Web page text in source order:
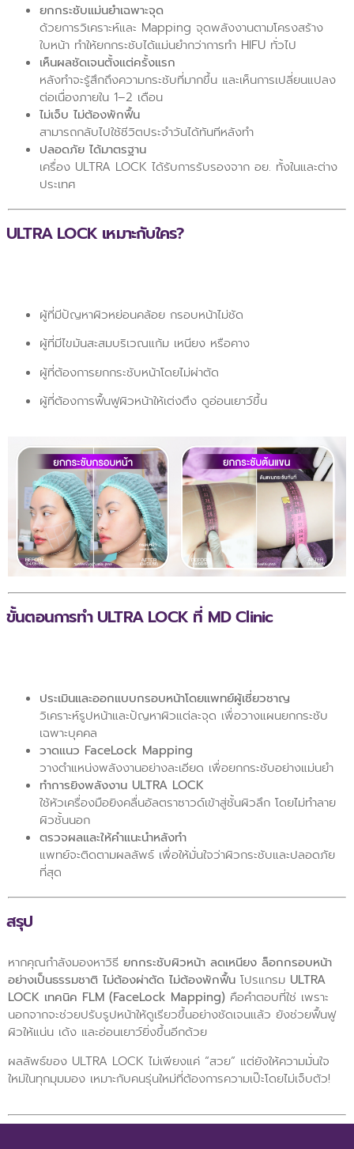
ยกกระชับแม่นยำเฉพาะจุด
ด้วยการวิเคราะห์และ Mapping จุดพลังงานตามโครงสร้าง
ใบหน้า ทำให้ยกกระชับได้แม่นยำกว่าการทำ HIFU ทั่วไป
เห็นผลชัดเจนตั้งแต่ครั้งแรก
หลังทำจะรู้สึกถึงความกระชับที่มากขึ้น และเห็นการเปลี่ยนแปลง
ต่อเนื่องภายใน 1–2 เดือน
ไม่เจ็บ ไม่ต้องพักฟื้น
สามารถกลับไปใช้ชีวิตประจำวันได้ทันทีหลังทำ
ปลอดภัย ได้มาตรฐาน
เครื่อง ULTRA LOCK ได้รับการรับรองจาก อย. ทั้งในและต่าง
ประเทศ
ULTRA LOCK เหมาะกับใคร?
ผู้ที่มีปัญหาผิวหย่อนคล้อย กรอบหน้าไม่ชัด
ผู้ที่มีไขมันสะสมบริเวณแก้ม เหนียง หรือคาง
ผู้ที่ต้องการยกกระชับหน้าโดยไม่ผ่าตัด
ผู้ที่ต้องการฟื้นฟูผิวหน้าให้เต่งตึง ดูอ่อนเยาว์ขึ้น
ขั้นตอนการทำ ULTRA LOCK ที่ MD Clinic
ประเมินและออกแบบกรอบหน้าโดยแพทย์ผู้เชี่ยวชาญ
วิเคราะห์รูปหน้าและปัญหาผิวแต่ละจุด เพื่อวางแผนยกกระชับ
เฉพาะบุคคล
วาดแนว FaceLock Mapping
วางตำแหน่งพลังงานอย่างละเอียด เพื่อยกกระชับอย่างแม่นยำ
ทำการยิงพลังงาน ULTRA LOCK
ใช้หัวเครื่องมือยิงคลื่นอัลตราซาวด์เข้าสู่ชั้นผิวลึก โดยไม่ทำลาย
ผิวชั้นนอก
ตรวจผลและให้คำแนะนำหลังทำ
แพทย์จะติดตามผลลัพธ์ เพื่อให้มั่นใจว่าผิวกระชับและปลอดภัย
ที่สุด
สรุป
หากคุณกำลังมองหาวิธี ยกกระชับผิวหน้า ลดเหนียง ล็อกกรอบหน้า
อย่างเป็นธรรมชาติ ไม่ต้องผ่าตัด ไม่ต้องพักฟื้น โปรแกรม ULTRA
LOCK เทคนิค FLM (FaceLock Mapping) คือคำตอบที่ใช่ เพราะ
นอกจากจะช่วยปรับรูปหน้าให้ดูเรียวขึ้นอย่างชัดเจนแล้ว ยังช่วยฟื้นฟู
ผิวให้แน่น เด้ง และอ่อนเยาว์ยิ่งขึ้นอีกด้วย
ผลลัพธ์ของ ULTRA LOCK ไม่เพียงแค่ “สวย” แต่ยังให้ความมั่นใจ
ใหม่ในทุกมุมมอง เหมาะกับคนรุ่นใหม่ที่ต้องการความเป๊ะโดยไม่เจ็บตัว!